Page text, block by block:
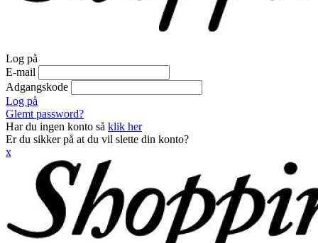
Log på
E-mail
Adgangskode
Log på
Glemt password?
Har du ingen konto så klik her
Er du sikker på at du vil slette din konto?
x